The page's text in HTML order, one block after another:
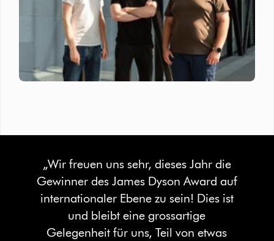
„Wir freuen uns sehr, dieses Jahr die
Gewinner des James Dyson Award auf
internationaler Ebene zu sein! Dies ist
und bleibt eine grossartige
Gelegenheit für uns, Teil von etwas